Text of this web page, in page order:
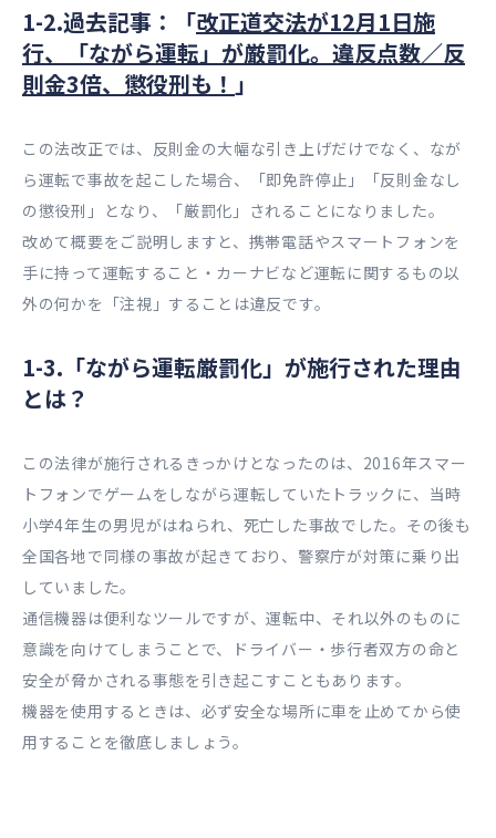
1-2.過去記事：「改正道交法が12月1日施
行、「ながら運転」が厳罰化。違反点数／反
則金3倍、懲役刑も！ 」
この法改正では、反則金の大幅な引き上げだけでなく、なが
ら運転で事故を起こした場合、「即免許停止」「反則金なし
の懲役刑」となり、「厳罰化」されることになりました。
改めて概要をご説明しますと、携帯電話やスマートフォンを
手に持って運転すること・カーナビなど運転に関するもの以
外の何かを「注視」することは違反です。
1-3.「ながら運転厳罰化」が施行された理由
とは？
この法律が施行されるきっかけとなったのは、2016年スマー
トフォンでゲームをしながら運転していたトラックに、当時
小学4年生の男児がはねられ、死亡した事故でした。その後も
全国各地で同様の事故が起きており、警察庁が対策に乗り出
していました。
通信機器は便利なツールですが、運転中、それ以外のものに
意識を向けてしまうことで、ドライバー・歩行者双方の命と
安全が脅かされる事態を引き起こすこともあります。
機器を使用するときは、必ず安全な場所に車を止めてから使
用することを徹底しましょう。